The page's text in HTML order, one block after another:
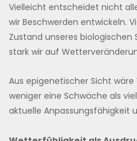
Vielleicht entscheidet nicht
wir Beschwerden entwickeln.
Zustand unseres
stark wir auf
Aus epigenetischer Sicht
weniger eine Schwäche als
aktuelle Anpassungsfähigkeit